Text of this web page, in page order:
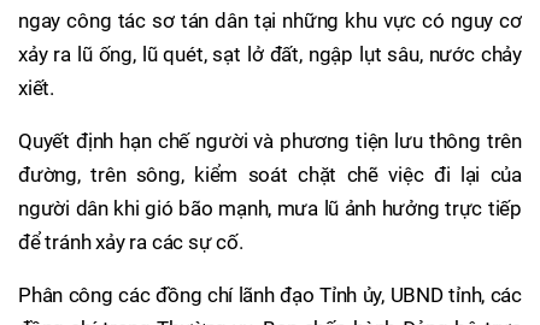
ngay công tác sơ tán dân tại những khu vực có nguy cơ
xảy ra lũ ống, lũ quét, sạt lở đất, ngập lụt sâu, nước chảy
xiết.
Quyết định hạn chế người và phương tiện lưu thông trên
đường, trên sông, kiểm soát chặt chẽ việc đi lại của
người dân khi gió bão mạnh, mưa lũ ảnh hưởng trực tiếp
để tránh xảy ra các sự cố.
Phân công các đồng chí lãnh đạo Tỉnh ủy, UBND tỉnh, các